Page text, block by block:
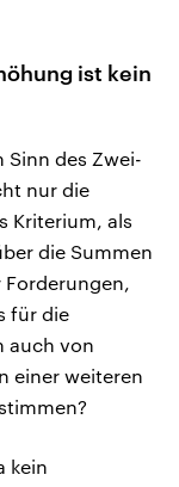
ist kein
des Zwei-
nur die
Kriterium, als
die Summen
für die
auch von
einer weiteren
kein